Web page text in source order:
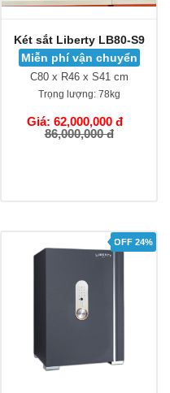
Két sắt Liberty LB80-S9
Miễn phí vận chuyển
C80 x R46 x S41 cm
Trọng lượng:78kg
Giá: 62,000,000 đ
86,000,000 đ
OFF 24%